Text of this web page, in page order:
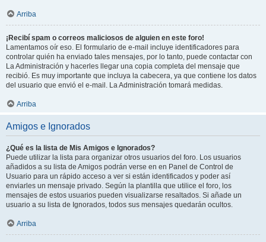
Arriba
¡Recibí spam o correos maliciosos de alguien en este foro!
Lamentamos oír eso. El formulario de e-mail incluye identificadores para
controlar quién ha enviado tales mensajes, por lo tanto, puede contactar con
La Administración y hacerles llegar una copia completa del mensaje que
recibió. Es muy importante que incluya la cabecera, ya que contiene los datos
del usuario que envió el e-mail. La Administración tomará medidas.
Arriba
Amigos e Ignorados
¿Qué es la lista de Mis Amigos e Ignorados?
Puede utilizar la lista para organizar otros usuarios del foro. Los usuarios
añadidos a su lista de Amigos podrán verse en en Panel de Control de
Usuario para un rápido acceso a ver si están identificados y poder así
enviarles un mensaje privado. Según la plantilla que utilice el foro, los
mensajes de estos usuarios pueden visualizarse resaltados. Si añade un
usuario a su lista de Ignorados, todos sus mensajes quedarán ocultos.
Arriba